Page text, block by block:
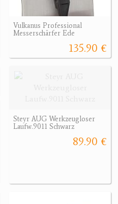
Vulkanus Professional
Messerschärfer Ede
135.90 €
Steyr AUG Werkzeugloser
Laufw.9011 Schwarz
89.90 €